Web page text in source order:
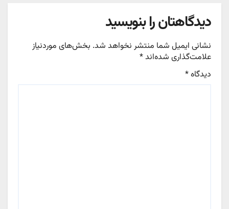
دیدگاهتان را بنویسید
نشانی ایمیل شما منتشر نخواهد شد. بخش‌های موردنیاز
علامت‌گذاری شده‌اند*
دیدگاه*